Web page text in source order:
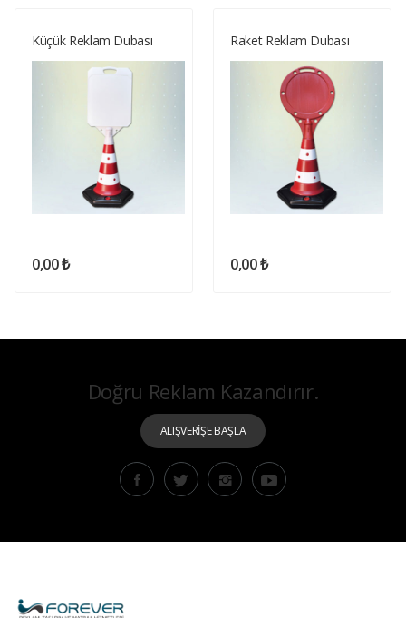
Küçük Reklam Dubası
0,00 ₺
Raket Reklam Dubası
0,00 ₺
Doğru Reklam Kazandırır.
ALIŞVERİŞE BAŞLA